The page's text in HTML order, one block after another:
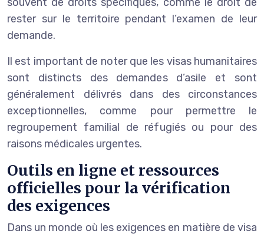
rester sur le territoire pendant l’examen de leur
demande.
Il est important de noter que les visas humanitaires
sont distincts des demandes d’asile et sont
généralement délivrés dans des circonstances
exceptionnelles, comme pour permettre le
regroupement familial de réfugiés ou pour des
raisons médicales urgentes.
Outils en ligne et ressources
officielles pour la vérification
des exigences
Dans un monde où les exigences en matière de visa